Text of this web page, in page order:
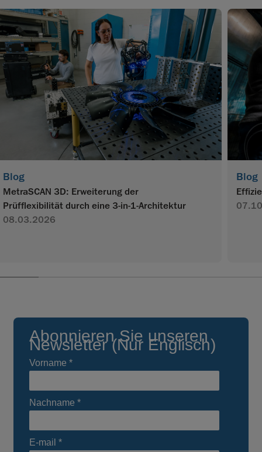
Blog
MetraSCAN 3D: Erweiterung der
Prüfflexibilität durch eine 3-in-1-Architektur
08.03.2026
Blog